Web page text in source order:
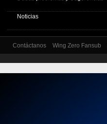
Noticias
Contáctanos Wing Zero Fansub